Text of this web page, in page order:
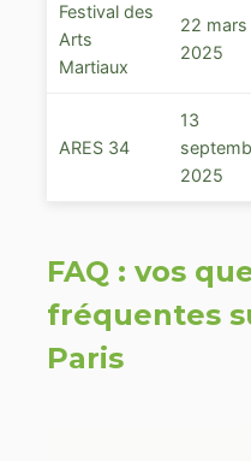
Festival des
Arts
Martiaux
22 mars
2025
ARES 34
13
2025
FAQ : vos
fréquentes
Paris